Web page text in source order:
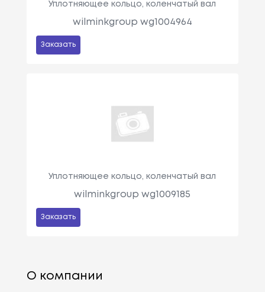
Уплотняющее кольцо, коленчатый вал
wilminkgroup wg1004964
Заказать
Уплотняющее кольцо, коленчатый вал
wilminkgroup wg1009185
Заказать
О компании